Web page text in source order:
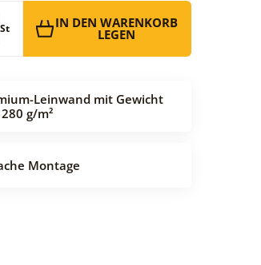
St IN DEN WARENKORB
LEGEN
Leinwand mit Gewicht
g/m²
Montage